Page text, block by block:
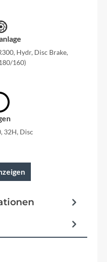
Hydr, Disc Brake,
160)
32H, Disc
Cable Routing,
Mount